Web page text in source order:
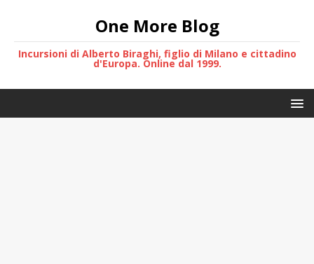
One More Blog
Incursioni di Alberto Biraghi, figlio di Milano e cittadino
d'Europa. Online dal 1999.